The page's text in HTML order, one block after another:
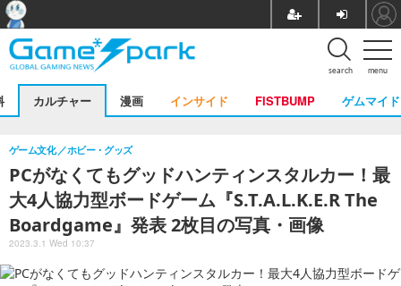
menu
search
カルチャー 漫画 インサイド FISTBUMP ゲムマイド
PCがなくてもグッドハンティンスタルカー！最
大4人協力型ボードゲーム『S.T.A.L.K.E.R The
Boardgame』発表 2枚目の写真・画像
ゲーム文化 ホビー・グッズ
2023.3.1 Wed 10:37